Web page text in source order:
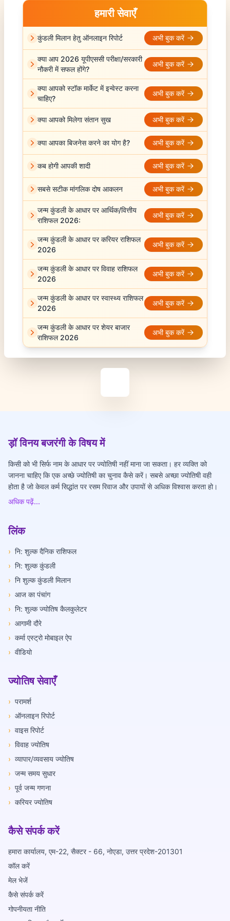
हमारी सेवाएँ
कुंडली मिलान हेतु ऑनलाइन रिपोर्ट अभी बुक करें
क्या आप 2026 यूपीएससी परीक्षा/सरकारी
नौकरी में सफल होंगे?
अभी बुक करें
क्या आपको स्टॉक मार्केट में इन्वेस्ट करना
चाहिए?
अभी बुक करें
क्या आपको मिलेगा संतान सुख अभी बुक करें
क्या आपका बिजनेस करने का योग है? अभी बुक करें
कब होगी आपकी शादी अभी बुक करें
सबसे सटीक मांगलिक दोष आकलन अभी बुक करें
जन्म कुंडली के आधार पर आर्थिक/वित्तीय
राशिफल 2026:
अभी बुक करें
जन्म कुंडली के आधार पर करियर राशिफल
2026
अभी बुक करें
जन्म कुंडली के आधार पर विवाह राशिफल
2026
अभी बुक करें
जन्म कुंडली के आधार पर स्वास्थ्य राशिफल
2026
अभी बुक करें
जन्म कुंडली के आधार पर शेयर बाजार
राशिफल 2026
अभी बुक करें
ड़ॉ विनय बजरंगी के विषय में
किसी को भी सिर्फ नाम के आधार पर ज्योतिषी नहीं माना जा सकता। हर व्यक्ति को
जानना चाहिए कि एक अच्छे ज्योतिषी का चुनाव कैसे करें। सबसे अच्छा ज्योतिषी वही
होता है जो केवल कर्म सिद्धांत पर रसम रिवाज और उपायों से अधिक विश्वास करता हो।
अधिक पढ़ें...
लिंक
› नि: शुल्क दैनिक राशिफल
› नि: शुल्क कुंडली
› नि शुल्क कुंडली मिलान
› आज का पंचांग
› नि: शुल्क ज्योतिष कैलकुलेटर
› आगामी दौरे
› कर्मा एस्ट्रो मोबाइल ऐप
› वीडियो
ज्योतिष सेवाएँ
› परामर्श
› ऑनलाइन रिपोर्ट
› वाइस रिपोर्ट
› विवाह ज्योतिष
› व्यापार/व्यवसाय ज्योतिष
› जन्म समय सुधार
› पूर्व जन्म गणना
› करियर ज्योतिष
कैसे संपर्क करें
हमारा कार्यालय, एम-22, सैक्टर - 66, नोएडा, उत्तर प्रदेश-201301
कॉल करें
मेल भेजें
कैसे संपर्क करें
गोपनीयता नीति